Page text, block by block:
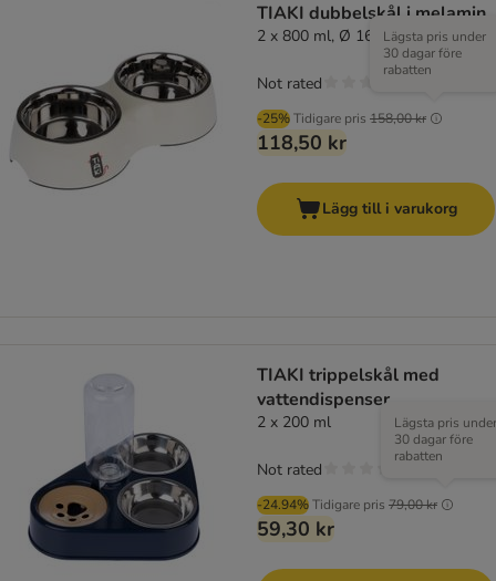
TIAKI dubbelskål i melamin
2 x 800 ml, Ø 16 cm
-25%Tidigare pris 158,00 kr
Lägsta pris under
30 dagar före
rabatten
118,50 kr
Not rated
Lägg till i varukorg
TIAKI trippelskål med
vattendispenser
2 x 200 ml
-24.94%Tidigare pris 79,00 kr
Lägsta pris under
30 dagar före
rabatten
59,30 kr
Not rated